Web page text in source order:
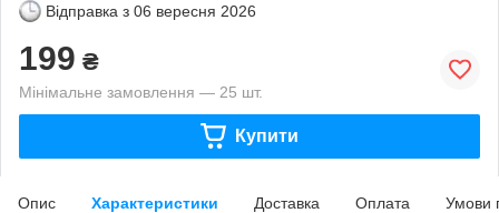
Відправка з 06 вересня 2026
199 ₴
Мінімальне замовлення — 25 шт.
Купити
Опис Характеристики Доставка Оплата Умови